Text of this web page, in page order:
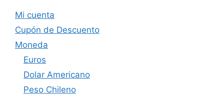
Mi cuenta
Cupón de Descuento
Moneda
Euros
Dolar Americano
Peso Chileno